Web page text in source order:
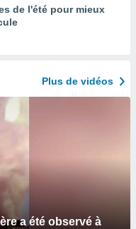
de l'été pour mieux
Plus de vidéos
a été observé à